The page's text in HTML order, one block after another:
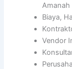
Amanah
Biaya,
Vendor